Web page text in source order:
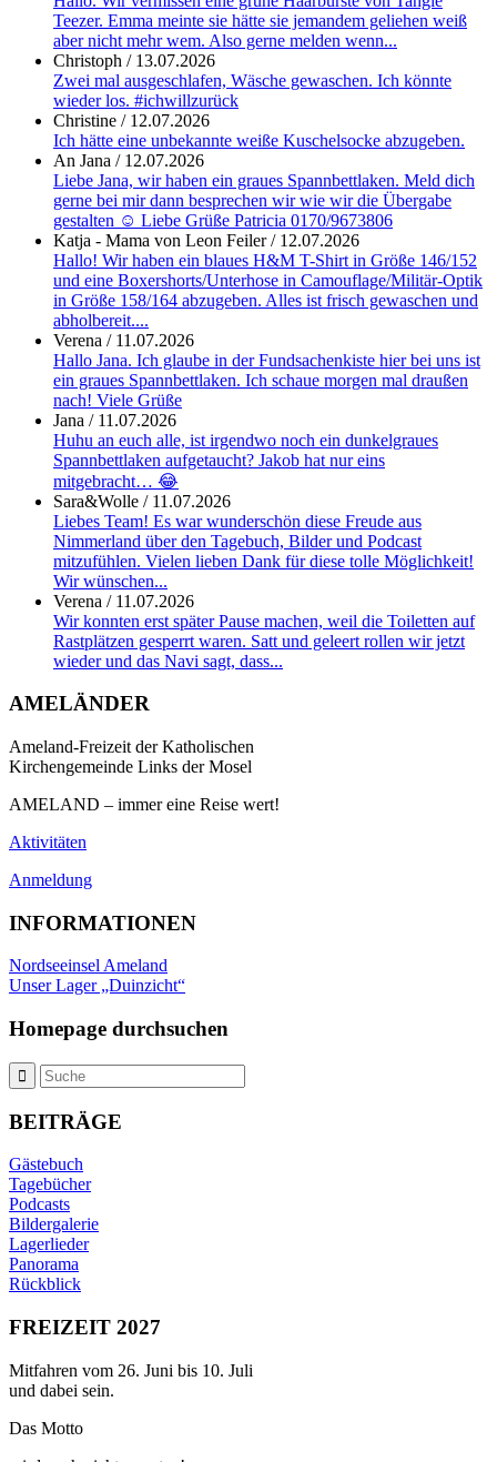
Teezer. Emma meinte sie hätte sie jemandem geliehen weiß
aber nicht mehr wem. Also gerne melden wenn...
Christoph / 13.07.2026
Zwei mal ausgeschlafen, Wäsche gewaschen. Ich könnte
wieder los. #ichwillzurück
Christine / 12.07.2026
Ich hätte eine unbekannte weiße Kuschelsocke abzugeben.
An Jana / 12.07.2026
Liebe Jana, wir haben ein graues Spannbettlaken. Meld dich
gerne bei mir dann besprechen wir wie wir die Übergabe
gestalten ☺️ Liebe Grüße Patricia 0170/9673806
Katja - Mama von Leon Feiler/ 12.07.2026
Hallo! Wir haben ein blaues H&M T-Shirt in Größe 146/152
und eine Boxershorts/Unterhose in Camouflage/Militär-Optik
in Größe 158/164 abzugeben. Alles ist frisch gewaschen und
abholbereit....
Verena / 11.07.2026
Hallo Jana. Ich glaube in der Fundsachenkiste hier bei uns ist
ein graues Spannbettlaken. Ich schaue morgen mal draußen
nach! Viele Grüße
Jana / 11.07.2026
Huhu an euch alle, ist irgendwo noch ein dunkelgraues
Spannbettlaken aufgetaucht? Jakob hat nur eins
mitgebracht… 😂
Sara&Wolle / 11.07.2026
Liebes Team! Es war wunderschön diese Freude aus
Nimmerland über den Tagebuch, Bilder und Podcast
mitzufühlen. Vielen lieben Dank für diese tolle Möglichkeit!
Wir wünschen...
Verena / 11.07.2026
Wir konnten erst später Pause machen, weil die Toiletten auf
Rastplätzen gesperrt waren. Satt und geleert rollen wir jetzt
wieder und das Navi sagt, dass...
AMELÄNDER
Ameland-Freizeit der Katholischen
Kirchengemeinde Links der Mosel
AMELAND – immer eine Reise wert!
Aktivitäten
Anmeldung
INFORMATIONEN
Nordseeinsel Ameland
Unser Lager „Duinzicht“
Homepage durchsuchen
BEITRÄGE
Gästebuch
Tagebücher
Podcasts
Bildergalerie
Lagerlieder
Panorama
Rückblick
FREIZEIT 2027
Mitfahren vom 26. Juni bis 10. Juli
und dabei sein.
Das Motto